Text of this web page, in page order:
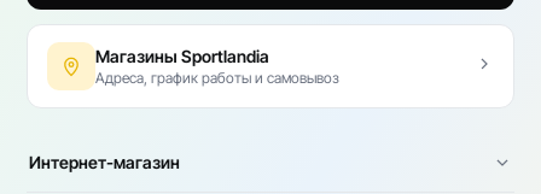
Магазины Sportlandia
Адреса, график работы и самовывоз
Интернет-магазин